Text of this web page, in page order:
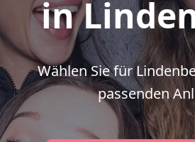
in
Wählen Sie für
passenden